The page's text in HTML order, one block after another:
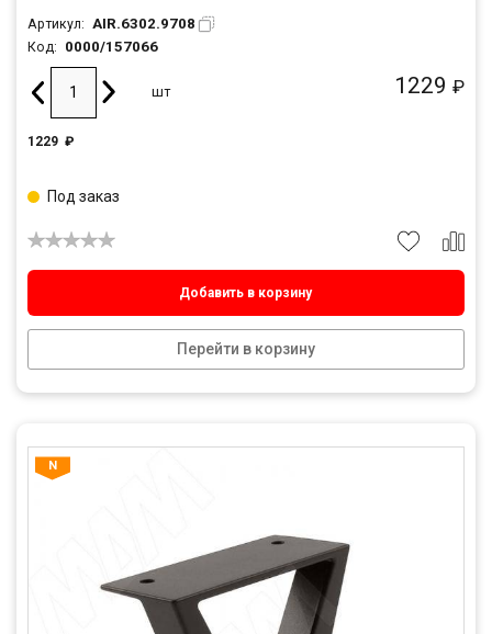
Артикул: AIR.6302.9708
Код: 0000/157066
1229 ₽
шт
1229 ₽
Добавить в корзину
Перейти в корзину
Под заказ